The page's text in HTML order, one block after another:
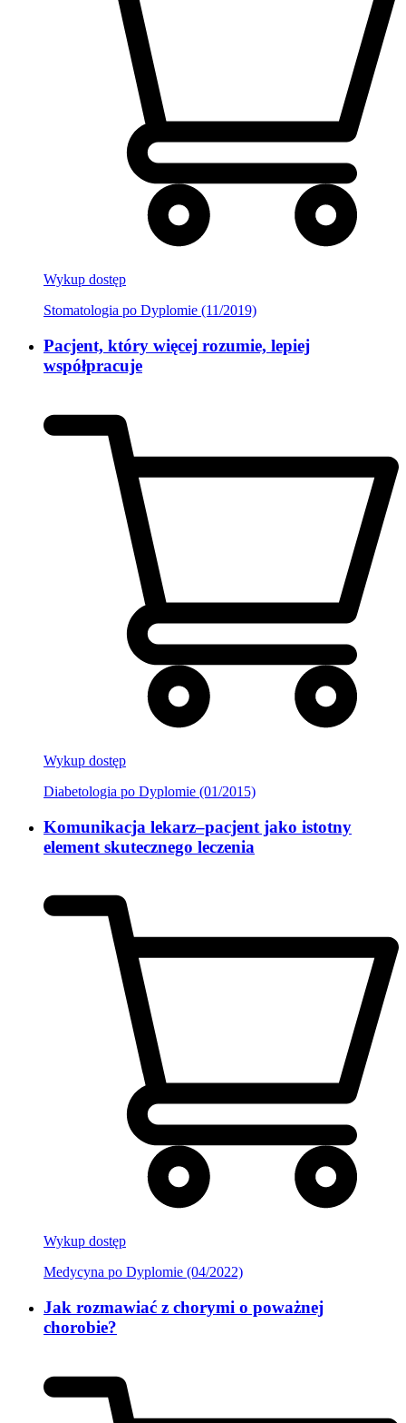
Wykup dostęp
Stomatologia po Dyplomie (11/2019)
Pacjent, który więcej rozumie, lepiej
współpracuje
Wykup dostęp
Diabetologia po Dyplomie (01/2015)
Komunikacja lekarz–pacjent jako istotny
element skutecznego leczenia
Wykup dostęp
Medycyna po Dyplomie (04/2022)
Jak rozmawiać z chorymi o poważnej
chorobie?